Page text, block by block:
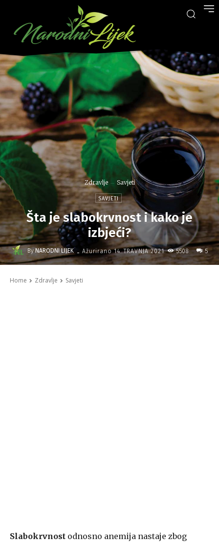
Zdravlje Savjeti
SAVJETI
Šta je slabokrvnost i kako je
izbjeći?
By NARODNI LIJEK - Ažurirano 14. TRAVNJA 2021. 5508 5
Home Zdravlje Savjeti
Slabokrvnost odnosno anemija nastaje zbog